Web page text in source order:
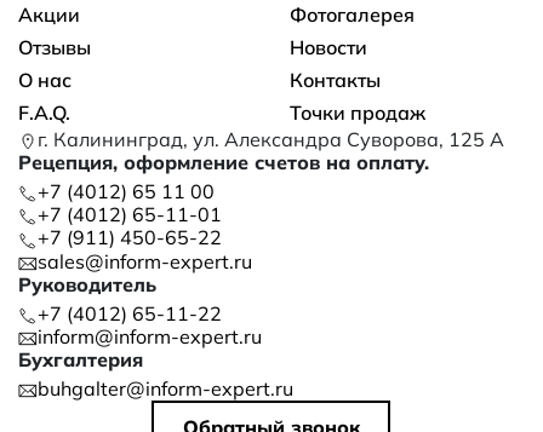
Акции
Фотогалерея
Отзывы
Новости
О нас
Контакты
F.A.Q.
Точки продаж
г. Калининград, ул. Александра Суворова, 125 А
Рецепция, оформление счетов на оплату.
+7 (4012) 65 11 00
+7 (4012) 65-11-01
+7 (911) 450-65-22
sales@inform-expert.ru
Руководитель
+7 (4012) 65-11-22
inform@inform-expert.ru
Бухгалтерия
buhgalter@inform-expert.ru